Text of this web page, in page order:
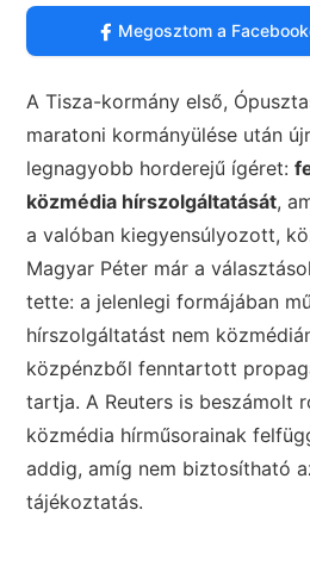
Megosztom a
A Tisza-kormány első,
maratoni kormányülése után
legnagyobb horderejű ígéret:
közmédia hírszolgáltatását,
a valóban kiegyensúlyozott,
Magyar Péter már a
tette: a jelenlegi formájában
hírszolgáltatást nem
közpénzből fenntartott
tartja. A Reuters is beszámolt
közmédia hírműsorainak
addig, amíg nem biztosítható
tájékoztatás.